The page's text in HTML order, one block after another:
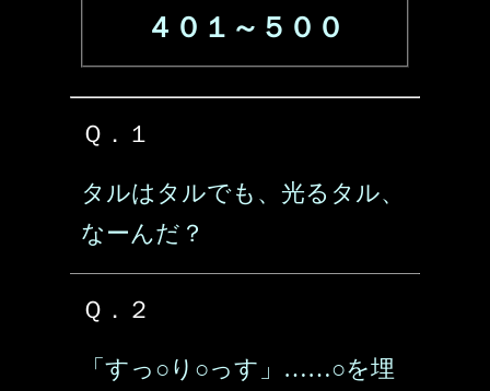
４０１～５００
Ｑ．１
タルはタルでも、光るタル、
なーんだ？
Ｑ．２
「すっ○り○っす」……○を埋